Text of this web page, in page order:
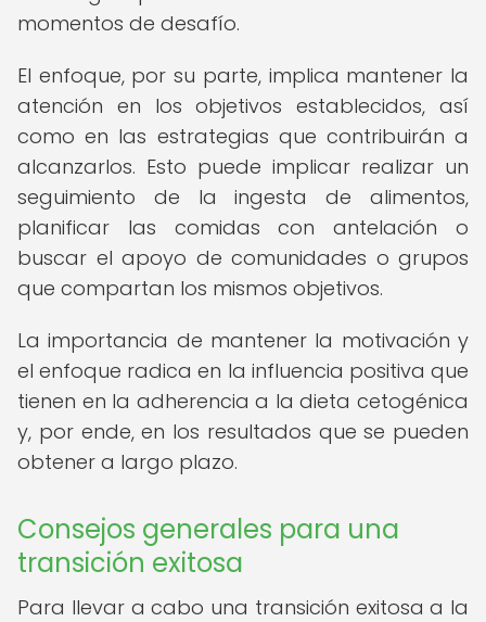
momentos de desafío.
El enfoque, por su parte, implica mantener la
atención en los objetivos establecidos, así
como en las estrategias que contribuirán a
alcanzarlos. Esto puede implicar realizar un
seguimiento de la ingesta de alimentos,
planificar las comidas con antelación o
buscar el apoyo de comunidades o grupos
que compartan los mismos objetivos.
La importancia de mantener la motivación y
el enfoque radica en la influencia positiva que
tienen en la adherencia a la dieta cetogénica
y, por ende, en los resultados que se pueden
obtener a largo plazo.
Consejos generales para una
transición exitosa
Para llevar a cabo una transición exitosa a la